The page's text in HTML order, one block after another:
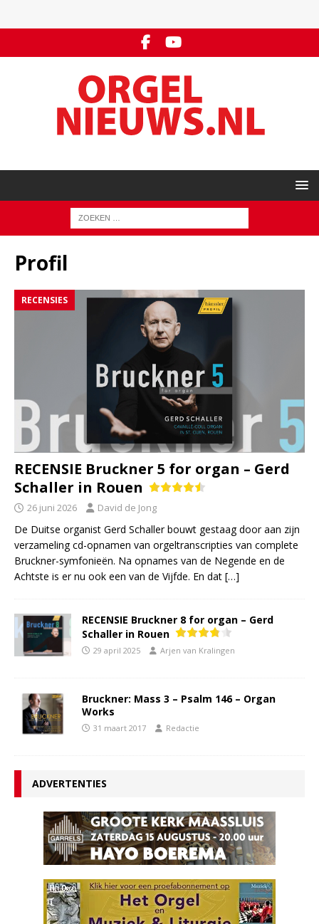
Profil
RECENSIES
RECENSIE Bruckner 5 for organ – Gerd
Schaller in Rouen
26 juni 2026 David de Jong
De Duitse organist Gerd Schaller bouwt gestaag door aan zijn
verzameling cd-opnamen van orgeltranscripties van complete
Bruckner-symfonieën. Na opnames van de Negende en de
Achtste is er nu ook een van de Vijfde. En dat […]
RECENSIE Bruckner 8 for organ – Gerd
Schaller in Rouen
29 april 2025 Arjen van Kralingen
Bruckner: Mass 3 – Psalm 146 – Organ
Works
31 maart 2017 Redactie
ADVERTENTIES